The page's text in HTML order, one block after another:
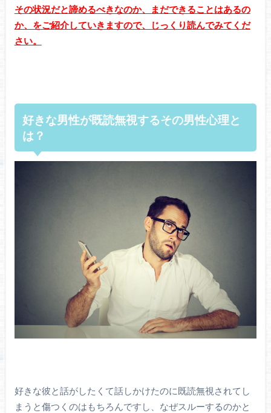
その状況だと諦めるべきなのか、まだできることはあるの
か、をご紹介していきますので、じっくり読んでみてくだ
さい。
好きな男性が既読無視するその男性心理と
は？
好きな彼と話がしたくて話しかけたのに既読無視されてし
まうと傷つくのはもちろんですし、なぜスルーするのかと